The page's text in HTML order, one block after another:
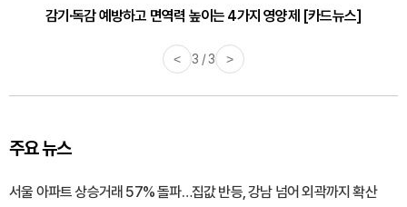
감기·독감 예방하고 면역력 높이는 4가지 영양제 [카드뉴스]
< 3 / 3 >
주요 뉴스
서울 아파트 상승거래 57% 돌파…집값 반등, 강남 넘어 외곽까지 확산